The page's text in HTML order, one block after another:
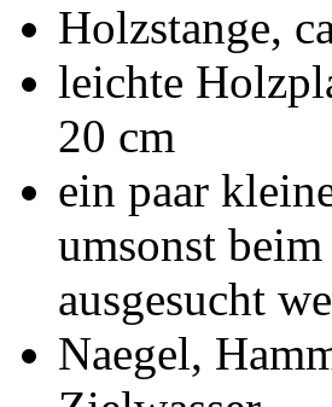
Holzstange,
leichte
20 cm
ein paar
umsonst
ausgesucht
Naegel,